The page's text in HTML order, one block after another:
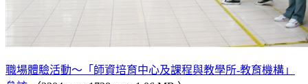
職場體驗活動～「師資培育中心及課程與教學所-教育機構」